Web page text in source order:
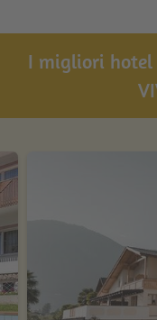
I migliori hotel